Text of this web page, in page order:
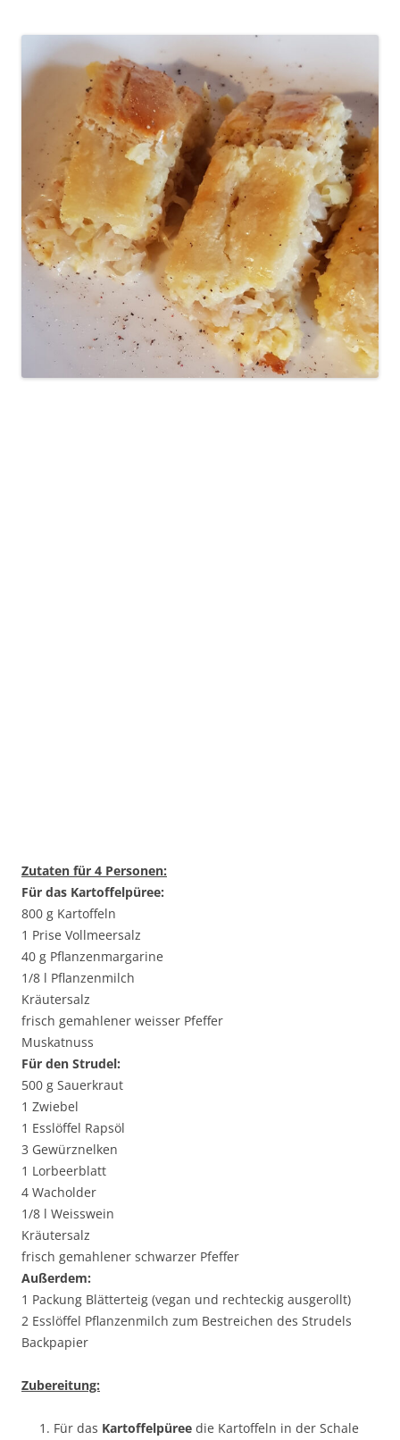
Zutaten für 4 Personen:
Für das Kartoffelpüree:
800 g Kartoffeln
1 Prise Vollmeersalz
40 g Pflanzenmargarine
1/8 l Pflanzenmilch
Kräutersalz
frisch gemahlener weisser Pfeffer
Muskatnuss
Für den Strudel:
500 g Sauerkraut
1 Zwiebel
1 Esslöffel Rapsöl
3 Gewürznelken
1 Lorbeerblatt
4 Wacholder
1/8 l Weisswein
Kräutersalz
frisch gemahlener schwarzer Pfeffer
Außerdem:
1 Packung Blätterteig (vegan und rechteckig ausgerollt)
2 Esslöffel Pflanzenmilch zum Bestreichen des Strudels
Backpapier
Zubereitung:
Für das Kartoffelpüree die Kartoffeln in der Schale